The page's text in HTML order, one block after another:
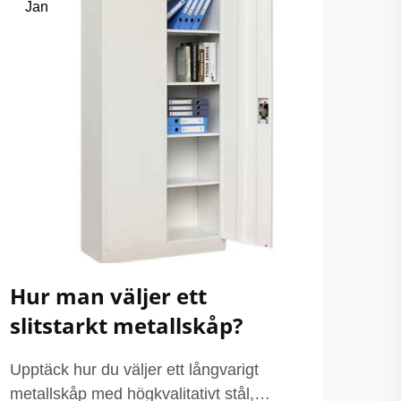
Jan
Hur man väljer ett
slitstarkt metallskåp?
Upptäck hur du väljer ett långvarigt
metallskåp med högkvalitativt stål,